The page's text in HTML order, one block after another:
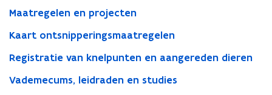
Maatregelen en projecten
Kaart ontsnipperingsmaatregelen
Registratie van knelpunten en aangereden dieren
Vademecums, leidraden en studies